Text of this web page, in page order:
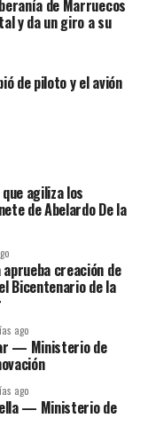
de Marruecos
y da un giro a su
de piloto y el avión
agiliza los
de Abelardo De la
creación de
Bicentenario de la
ago
— Ministerio de
ago
— Ministerio de